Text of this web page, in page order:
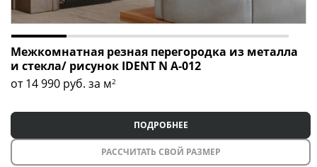
Межкомнатная резная перегородка из металла
и стекла/ рисунок IDENT N A-012
от 14 990 руб. за м2
ПОДРОБНЕЕ
РАССЧИТАТЬ СВОЙ РАЗМЕР